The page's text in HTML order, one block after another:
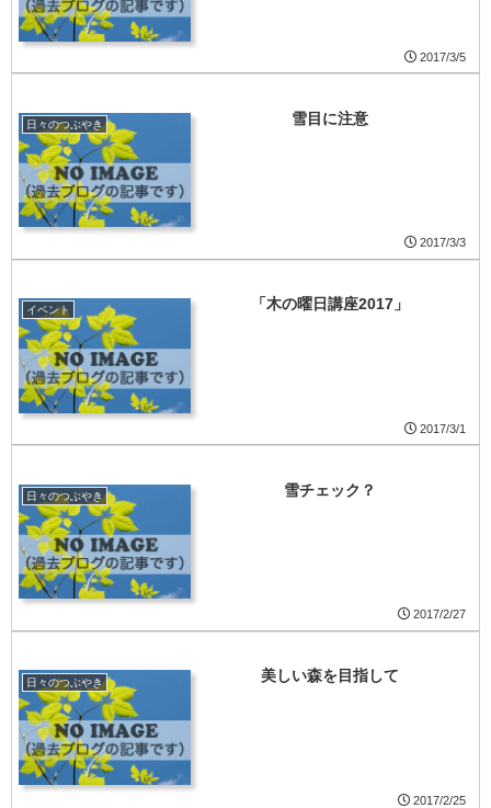
2017/3/5
日々のつぶやき 雪目に注意
2017/3/3
イベント 「木の曜日講座2017」
2017/3/1
日々のつぶやき 雪チェック？
2017/2/27
日々のつぶやき 美しい森を目指して
2017/2/25